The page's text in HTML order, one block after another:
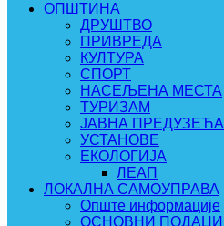
ОПШТИНА
ДРУШТВО
ПРИВРЕДА
КУЛТУРА
СПОРТ
НАСЕЉЕНА МЕСТА
ТУРИЗАМ
ЈАВНА ПРЕДУЗЕЋА
УСТАНОВЕ
ЕКОЛОГИЈА
ЛЕАП
ЛОКАЛНА САМОУПРАВА
Опште информације
ОСНОВНИ ПОДАЦИ